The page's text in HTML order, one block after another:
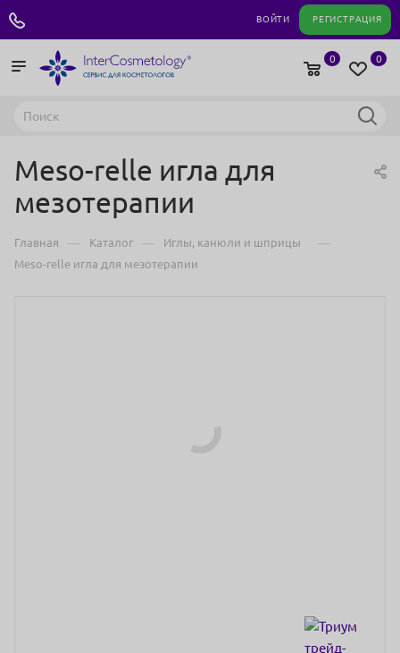
ВОЙТИ РЕГИСТРАЦИЯ
0
0
Meso-relle игла для
мезотерапии
Главная — Каталог — Иглы, канюли и шприцы —
Meso-relle игла для мезотерапии